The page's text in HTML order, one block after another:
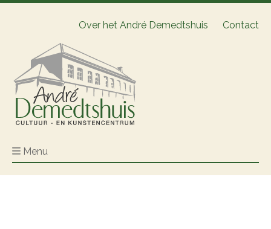
Over het André Demedtshuis Contact
Menu